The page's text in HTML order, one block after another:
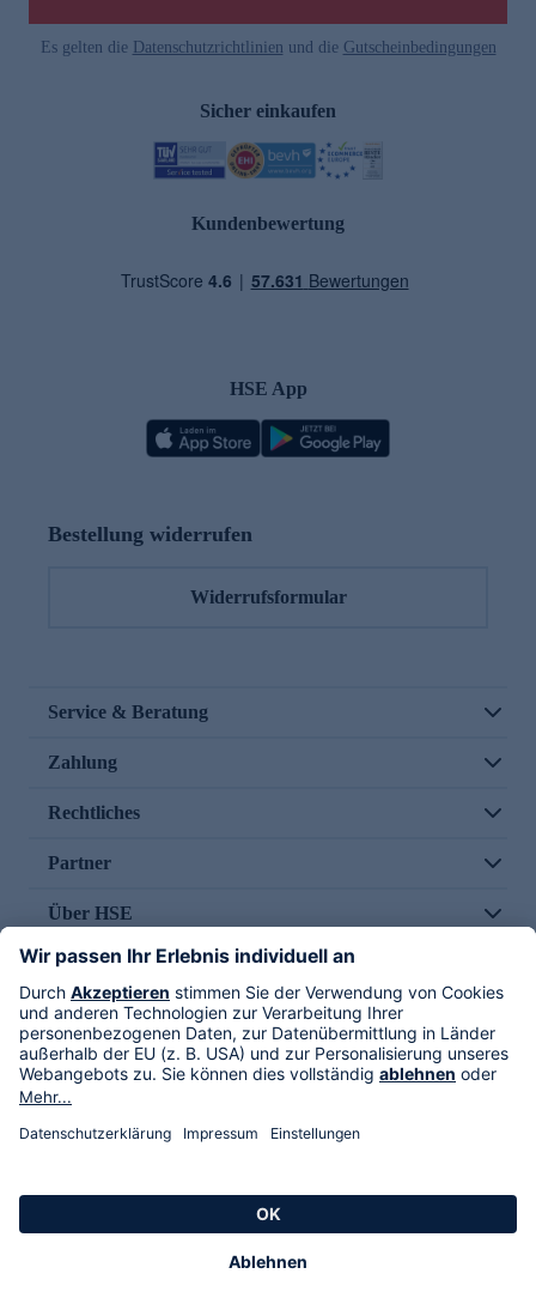
Es gelten die Datenschutzrichtlinien und die Gutscheinbedingungen
Sicher einkaufen
Kundenbewertung
HSE App
Bestellung widerrufen
Widerrufsformular
Service & Beratung
Zahlung
Rechtliches
Partner
Über HSE
Im TV
HSE International